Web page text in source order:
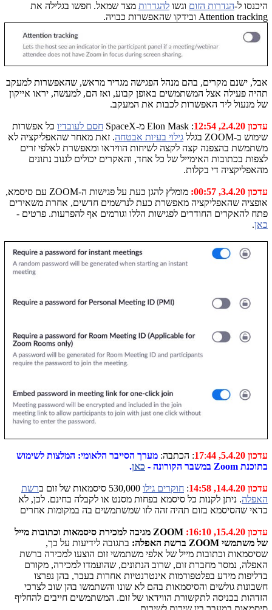
היכנסו ל-הגדרות הזום וגשו להגדרות מצד שמאל. חפשו בגלילה את
Attention tracking ובידקו שהאפשרות כבויה.
אבל, ישנם מקרים, בהם מנהל הפגישה מגדיר מראש, שהאפשרות למעקב
תהיה פעילה אצל המשתמשים באופן קבוע, ואז הם, למעשה, יראו אייקון
של מנעול ליד האפשרות לכבות את המעקב.
עדכון 2.4.20, 12:54 : Elon Mask מ-SpaceX חסם לעובדיו כל אפשרות
שימוש ב-ZOOM בגלל
גילוי בעיות אבטחה. זאת מאחר שהאפליקציה לא
משתמשת בהצפנה קצה לקצה לשיחות הווידאו ומאפשרת לאלפי זרים
לצפות בכתובות האימייל של כל אחד, והאקרים יכולים לגנוב נתונים
מהאפליקציה די בקלות.
עדכון 3.4.20, 00:57:
מומלץ להגן כעת על פגישות ה-ZOOM עם סיסמא,
אופציה שהאפליקציה מאפשרת כעת לנרשמים חדשים, אחרת משאירים
פתח להאקרים החודרים לפגישות הללו וגורמים אף להפרעות. פרטים -
כאן.
עדכון 5.4.20, 17:44 : הכתבה: מערך הסייבר הלאומי: המלצות לשימוש
בתוכנת Zoom במשבר הקורונה - כאן.
עדכון 14.4.20, 14:58 : חוקרים גילו
רשת
האפלה. ניתן לקנות כל סיסמא בפחות מסנט או לקבלה בחינם. לכן, לא
כדאי שהסיסמא בזום תהיה זהה לזו שמשתמשים בה במקומות אחרים
עדכון 15.4.20, 16:10: ZOOM מגיבה למכירת סיסמאות וכתובות מייל
של משתמשי ZOOM ברשת האפלה: בתגובה לידיעות על כך,
שסיסמאות וכתובות מייל של אלפי משתמשי זום הוצעו למכירה ברשת
האפלה, נמסר מחברת זום, שרוב הנתונים, שהועמדו למכירה, מקורם
בדליפות מידע בפלטפורמות אינטרנטיות אחרות בעבר, בהן נפרצו
חשבונות גולשים והסיסמאות בהם לא שונו והשתמשו בהן שוב לצרכי
הזדהות בכניסה לתקשורת הווידאו של זום. המשתמשים חייבים להחליף